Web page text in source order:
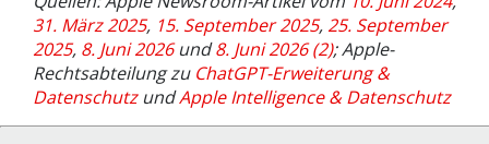
31. März 2025, 15. September 2025, 25. September
2025, 8. Juni 2026und8. Juni 2026 (2); Apple-
Rechtsabteilung zu ChatGPT-Erweiterung &
Datenschutz undApple Intelligence & Datenschutz